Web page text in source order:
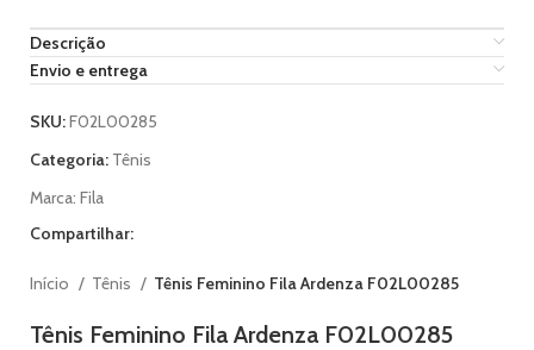
Descrição
Envio e entrega
SKU:F02L00285
Categoria: Tênis
Marca: Fila
Compartilhar:
Início Tênis Tênis Feminino Fila Ardenza F02L00285
Tênis Feminino Fila Ardenza F02L00285